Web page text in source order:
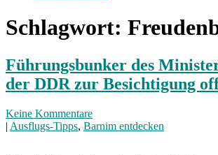
Schlagwort:
Führungsbunker des
der DDR zur Besichtigung
Keine Kommentare
| Ausflugs-Tipps, Barnim entdecken